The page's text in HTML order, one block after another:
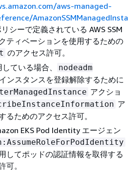
aws-managed-
AmazonSSMManagedInsta
リシーで定義されている AWS SSM
ティベーションを使用するための
のアクセス許可。
ている場合、
nodeadm
ンスタンスを登録解除するために
アクショ
ア
るためのアクセス許可。
EKS Pod Identity エージェン
してポッドの認証情報を取得する
可。